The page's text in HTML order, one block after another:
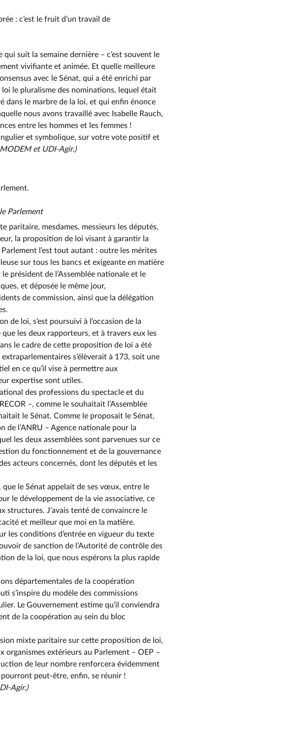
: c’est le fruit d’un travail de
suit la semaine dernière –⁠ c’est souvent le
vivifiante et animée. Et quelle meilleure
avec le Sénat, qui a été enrichi par
le pluralisme des nominations, lequel était
dans le marbre de la loi, et qui enfin énonce
nous avons travaillé avec Isabelle Rauch,
entre les hommes et les femmes !
et symbolique, sur votre vote positif et
et UDI-Agir.)
Parlement
paritaire, mesdames, messieurs les députés,
la proposition de loi visant à garantir la
l’est tout autant : outre les mérites
sur tous les bancs et exigeante en matière
président de l’Assemblée nationale et le
et déposée le même jour,
de commission, ainsi que la délégation
de loi, s’est poursuivi à l’occasion de la
les deux rapporteurs, et à travers eux les
le cadre de cette proposition de loi a été
s’élèverait à 173, soit une
en ce qu’il vise à permettre aux
expertise sont utiles.
des professions du spectacle et du
–, comme le souhaitait l’Assemblée
le Sénat. Comme le proposait le Sénat,
de l’ANRU –⁠ Agence nationale pour la
les deux assemblées sont parvenues sur ce
du fonctionnement et de la gouvernance
acteurs concernés, dont les députés et les
le Sénat appelait de ses vœux, entre le
le développement de la vie associative, ce
structures. J’avais tenté de convaincre le
et meilleur que moi en la matière.
les conditions d’entrée en vigueur du texte
de sanction de l’Autorité de contrôle des
de la loi, que nous espérons la plus rapide
départementales de la coopération
s’inspire du modèle des commissions
Le Gouvernement estime qu’il conviendra
de la coopération au sein du bloc
mixte paritaire sur cette proposition de loi,
extérieurs au Parlement –⁠ OEP –
de leur nombre renforcera évidemment
pourront peut-être, enfin, se réunir !
Agir.)